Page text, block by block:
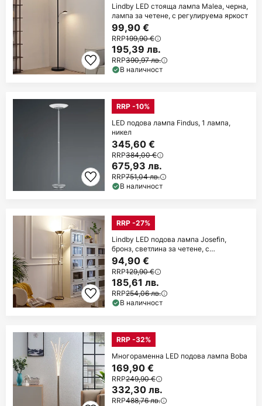
Lindby LED стояща лампа Malea, черна,
лампа за четене, с регулируема яркост
99,90 €
RRP199,90 €
195,39 лв.
RRP390,97 лв.
В наличност
RRP -10%
LED подова лампа Findus, 1 лампа,
никел
345,60 €
RRP384,00 €
675,93 лв.
RRP751,04 лв.
В наличност
RRP -27%
Lindby LED подова лампа Josefin,
бронз, светлина за четене, с
възможност за
94,90 €
RRP129,90 €
185,61 лв.
RRP254,06 лв.
В наличност
RRP -32%
Многораменна LED подова лампа Boba
169,90 €
RRP249,90 €
332,30 лв.
RRP488,76 лв.